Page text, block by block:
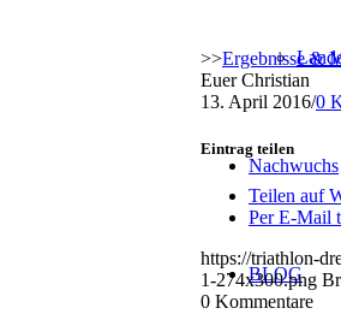
Nachwuchs
BLOG
>>Ergebnisse &
Euer Christian
13. April 2016/0
Eintrag teilen
Teilen auf
Per E-Mail
https://triathlon-
1-274x300.png
0 Kommentare